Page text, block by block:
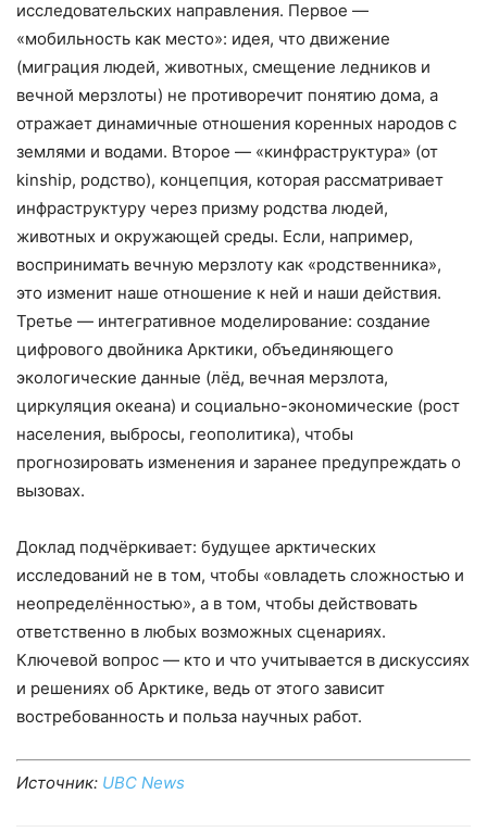
исследовательских направления. Первое —
«мобильность как место»: идея, что движение
(миграция людей, животных, смещение ледников и
вечной мерзлоты) не противоречит понятию дома, а
отражает динамичные отношения коренных народов с
землями и водами. Второе — «кинфраструктура» (от
kinship, родство), концепция, которая рассматривает
инфраструктуру через призму родства людей,
животных и окружающей среды. Если, например,
воспринимать вечную мерзлоту как «родственника»,
это изменит наше отношение к ней и наши действия.
Третье — интегративное моделирование: создание
цифрового двойника Арктики, объединяющего
экологические данные (лёд, вечная мерзлота,
циркуляция океана) и социально-экономические (рост
населения, выбросы, геополитика), чтобы
прогнозировать изменения и заранее предупреждать о
вызовах.
Доклад подчёркивает: будущее арктических
исследований не в том, чтобы «овладеть сложностью и
неопределённостью», а в том, чтобы действовать
ответственно в любых возможных сценариях.
Ключевой вопрос — кто и что учитывается в дискуссиях
и решениях об Арктике, ведь от этого зависит
востребованность и польза научных работ.
Источник: UBC News